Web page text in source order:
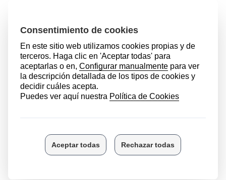
6.5 litros
8.5 litros
Este mango de olla WMF Perfect está fabricado con los
mejores materiales, como el plástico ABS,
altas temperaturaspara garantizar una larga duración
para que seacómodo y permita un agarre firme y
lavavajillas y te recomendamos lavarlo a mano. A pesar
de ello, esmuy fácil de limpiarya que es desmontable